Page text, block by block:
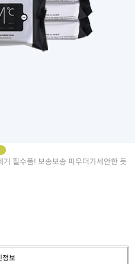
필수품! 보송보송 파우더가세안한 듯
정보